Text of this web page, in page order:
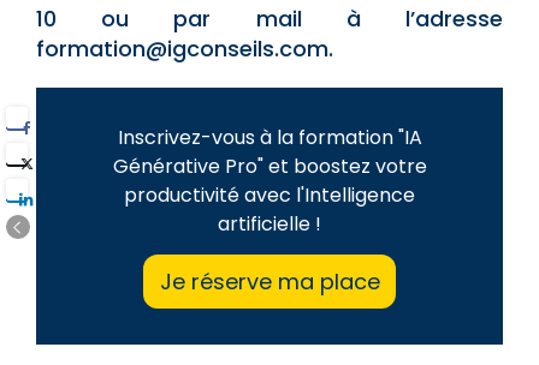
10 ou par mail à l’adresse
formation@igconseils.com.
Inscrivez-vous à la formation "IA
Générative Pro" et boostez votre
productivité avec l'Intelligence
artificielle !
Je réserve ma place